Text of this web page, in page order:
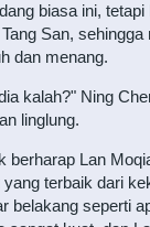
biasa ini,
San,
dan menang.
kalah?" Ning
linglung.
berharap Lan
terbaik dari
belakang seperti